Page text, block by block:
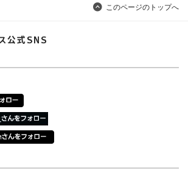
このページのトップへ